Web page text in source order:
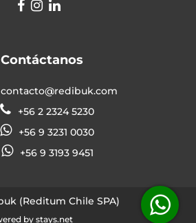
Contáctanos
contacto@redibuk.com
+56 2 2324 5230
+56 9 3231 0030
+56 9 3193 9451
(Reditum Chile SPA)
bystays.net